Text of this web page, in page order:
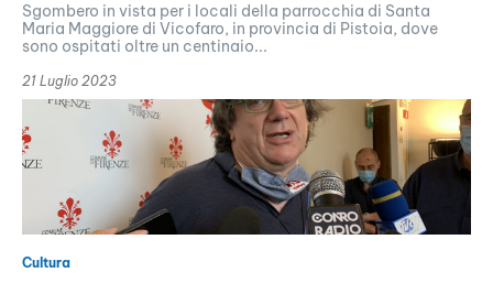
Sgombero in vista per i locali della parrocchia di Santa
Maria Maggiore di Vicofaro, in provincia di Pistoia, dove
sono ospitati oltre un centinaio...
21 Luglio 2023
Cultura